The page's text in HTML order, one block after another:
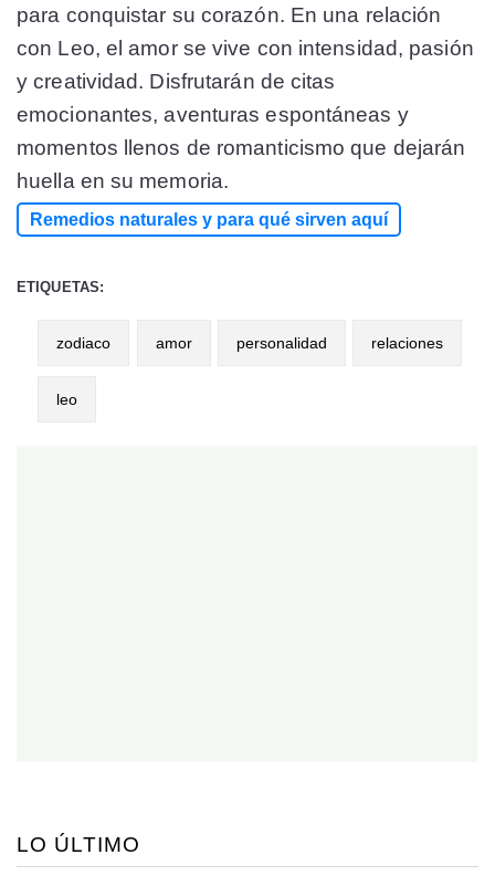
para conquistar su corazón. En una relación
con Leo, el amor se vive con intensidad, pasión
y creatividad. Disfrutarán de citas
emocionantes, aventuras espontáneas y
momentos llenos de romanticismo que dejarán
huella en su memoria.
Remedios naturales y para qué sirven aquí
ETIQUETAS:
zodiaco amor personalidad relaciones
leo
LO ÚLTIMO